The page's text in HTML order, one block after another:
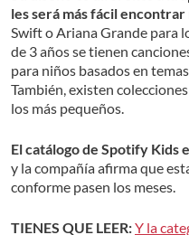
les será más fácil
Swift o Ariana Grande para
de 3 años se tienen
para niños basados en
También, existen
los más pequeños.
El catálogo de Spotify Kids
y la compañía afirma que
conforme pasen los meses.
TIENES QUE LEER:Y la